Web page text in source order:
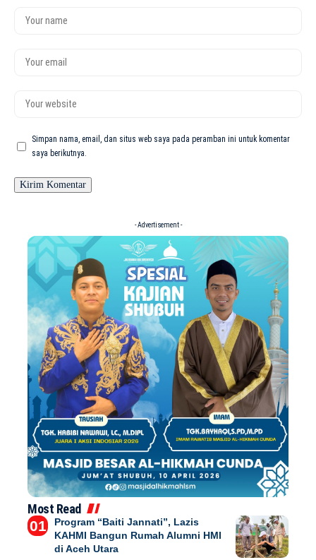
Simpan nama, email, dan situs web saya pada peramban ini untuk komentar
saya berikutnya.
- Advertisement -
Most Read
Program “Baiti Jannati”, Lazis
KAHMI Bangun Rumah Alumni HMI
di Aceh Utara